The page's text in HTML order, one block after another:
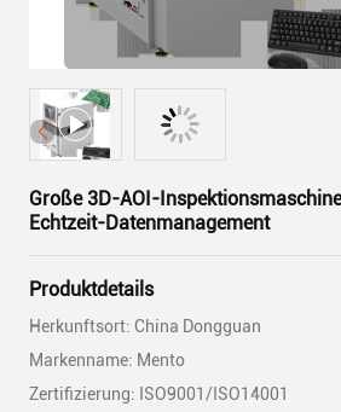
Große 3D-AOI-
Echtzeit-Datenmanagement
Produktdetails
Herkunftsort: China Dongguan
Markenname: Mento
Zertifizierung: ISO9001/ISO14001